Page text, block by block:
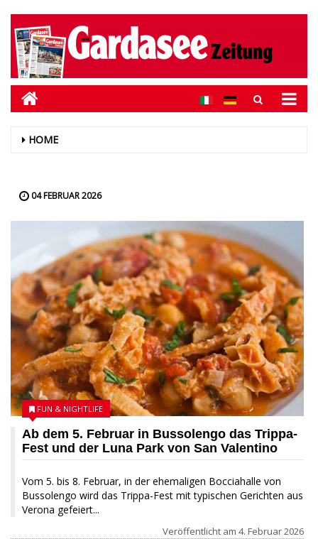
HOME
04 FEBRUAR 2026
Ab dem 5. Februar in Bussolengo das Trippa-
Fest und der Luna Park von San Valentino
Vom 5. bis 8. Februar, in der ehemaligen Bocciahalle von
Bussolengo wird das Trippa-Fest mit typischen Gerichten aus
Verona gefeiert...
FUN & NIGHTLIFE
Veröffentlicht am 4. Februar 2026